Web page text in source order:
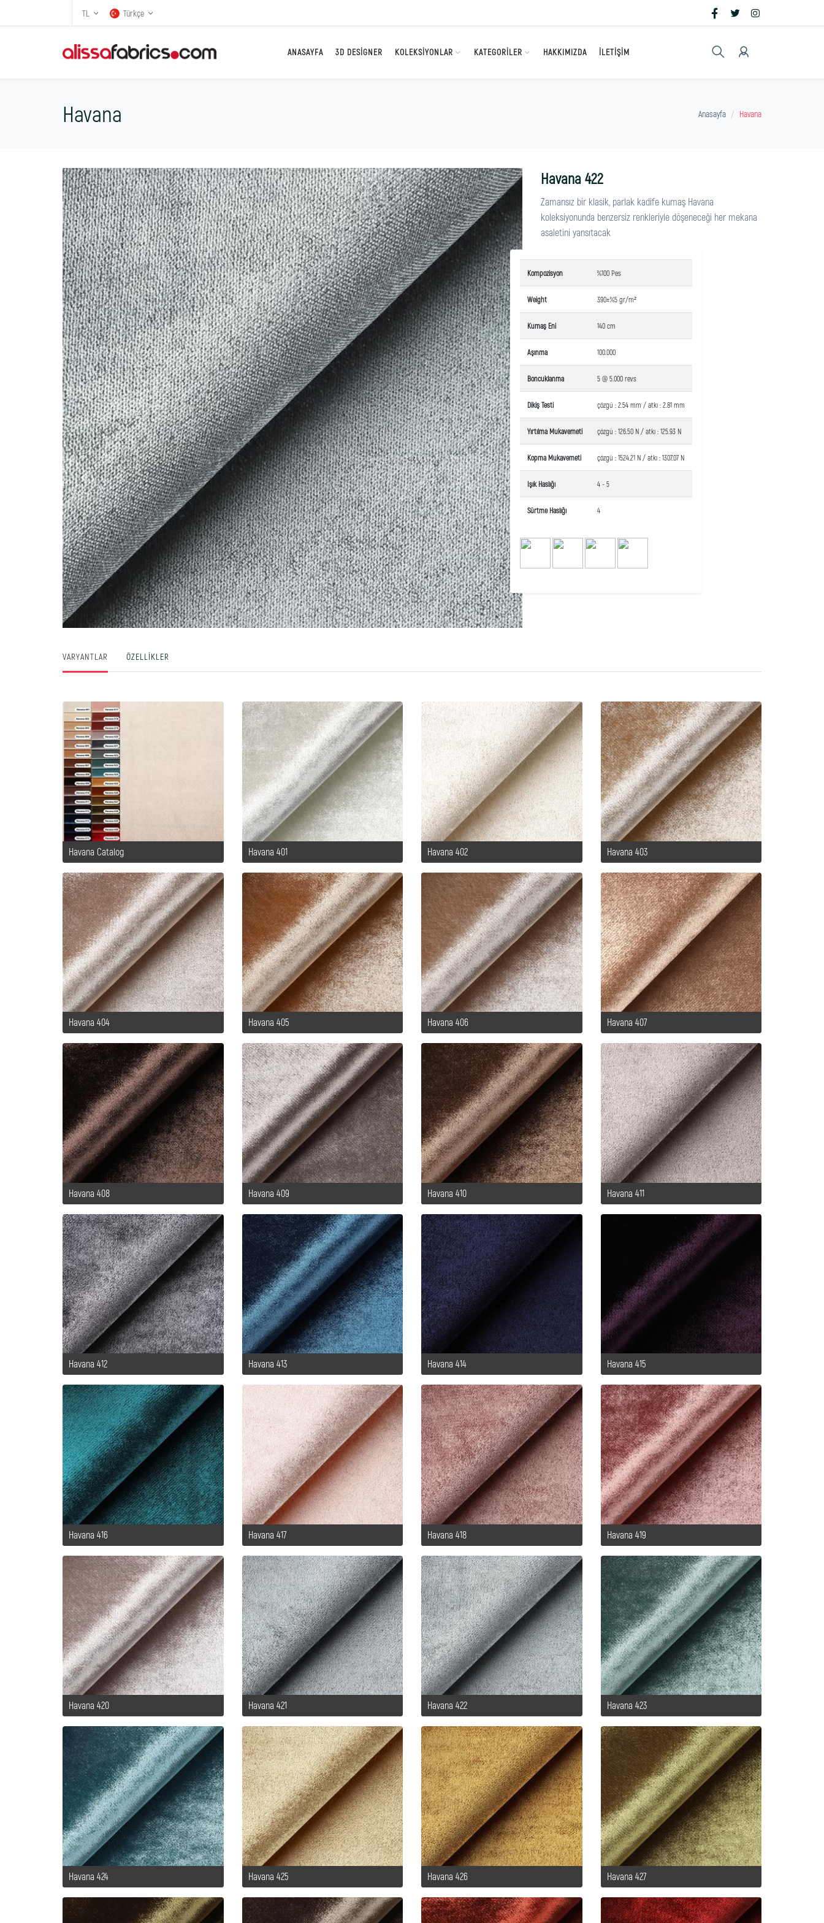
TL Türkçe
ANASAYFA 3D DESIGNER KOLEKSIYONLAR KATEGORILER HAKKIMIZDA İLETIŞIM
Havana Anasayfa Havana
Havana 422
Zamansız bir klasik, parlak kadife kumaş Havana
koleksiyonunda benzersiz renkleriyle döşeneceği her mekana
asaletini yansıtacak
Kompozisyon %100 Pes
Weight 390±%5 gr/m²
Kumaş Eni 140 cm
Aşınma 100.000
Boncuklanma 5 @ 5.000 revs
Dikiş Testi çözgü : 2.54 mm / atkı : 2.81 mm
Yırtılma Mukavemeti çözgü : 126.50 N / atkı : 125.93 N
Kopma Mukavemeti çözgü : 1524.21 N / atkı : 1307.07 N
Işık Haslığı 4 - 5
Sürtme Haslığı 4
VARYANTLAR ÖZELLIKLER
Havana Catalog Havana 401 Havana 402 Havana 403
Havana 404 Havana 405 Havana 406 Havana 407
Havana 408 Havana 409 Havana 410 Havana 411
Havana 412 Havana 413 Havana 414 Havana 415
Havana 416 Havana 417 Havana 418 Havana 419
Havana 420 Havana 421 Havana 422 Havana 423
Havana 424 Havana 425 Havana 426 Havana 427